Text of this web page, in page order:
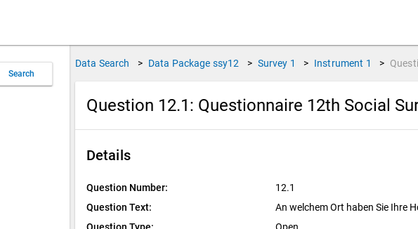
Search
Data Search > Data Package ssy12 > Survey 1 > Instrument 1 >
Question 12.1: Questionnaire 12th Social
Details
Question Number:
12.1
Question Text:
An welchem Ort haben Sie Ihre